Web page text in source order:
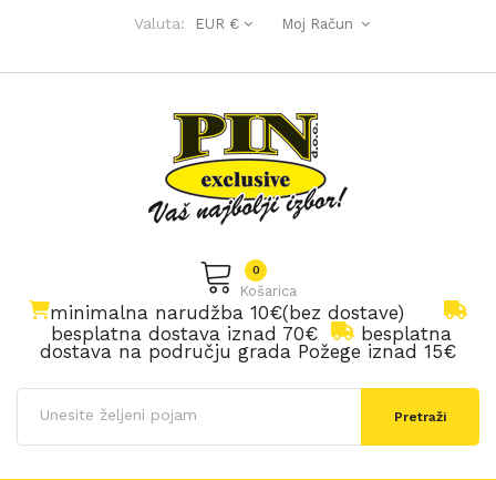
Valuta: EUR € Moj Račun
Košarica
0
minimalna narudžba 10€(bez dostave)
besplatna dostava iznad 70€
besplatna
dostava na području grada Požege iznad 15€
Pretraži